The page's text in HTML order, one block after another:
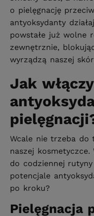
o pielęgnację
antyoksydanty
powstałe już wolne
zewnętrznie,
wyrządzą naszej
Jak
Wcale nie trzeba
naszej kosmetyczce.
do codziennej
potencjale
po kroku?
Pielęgnacja